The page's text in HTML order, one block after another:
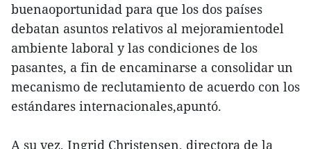
buenaoportunidad para que los dos países
debatan asuntos relativos al mejoramientodel
ambiente laboral y las condiciones de los
pasantes, a fin de encaminarse a consolidar un
mecanismo de reclutamiento de acuerdo con los
estándares internacionales,apuntó.
A su vez, Ingrid Christensen, directora de la